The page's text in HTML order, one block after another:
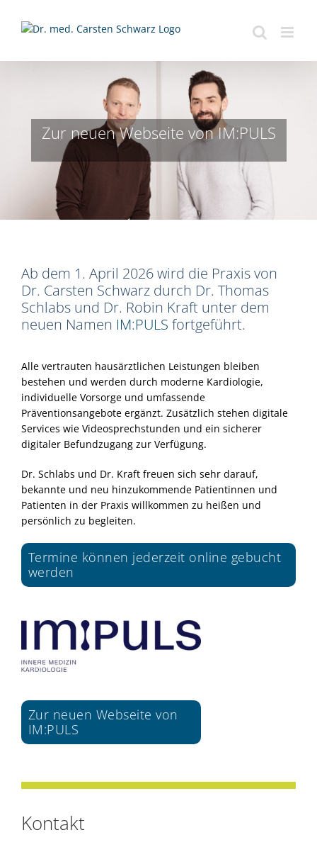
Inhalt
Zur neuen Webseite von IM:PULS
Ab dem 1. April 2026 wird die Praxis von
Dr. Carsten Schwarz durch Dr. Thomas
Schlabs und Dr. Robin Kraft unter dem
neuen Namen IM:PULS fortgeführt.
Alle vertrauten hausärztlichen Leistungen bleiben
bestehen und werden durch moderne Kardiologie,
individuelle Vorsorge und umfassende
Präventionsangebote ergänzt. Zusätzlich stehen digitale
Services wie Videosprechstunden und ein sicherer
digitaler Befundzugang zur Verfügung.
Dr. Schlabs und Dr. Kraft freuen sich sehr darauf,
bekannte und neu hinzukommende Patientinnen und
Patienten in der Praxis willkommen zu heißen und
persönlich zu begleiten.
Termine können jederzeit online gebucht
werden
Zur neuen Webseite von
IM:PULS
Kontakt